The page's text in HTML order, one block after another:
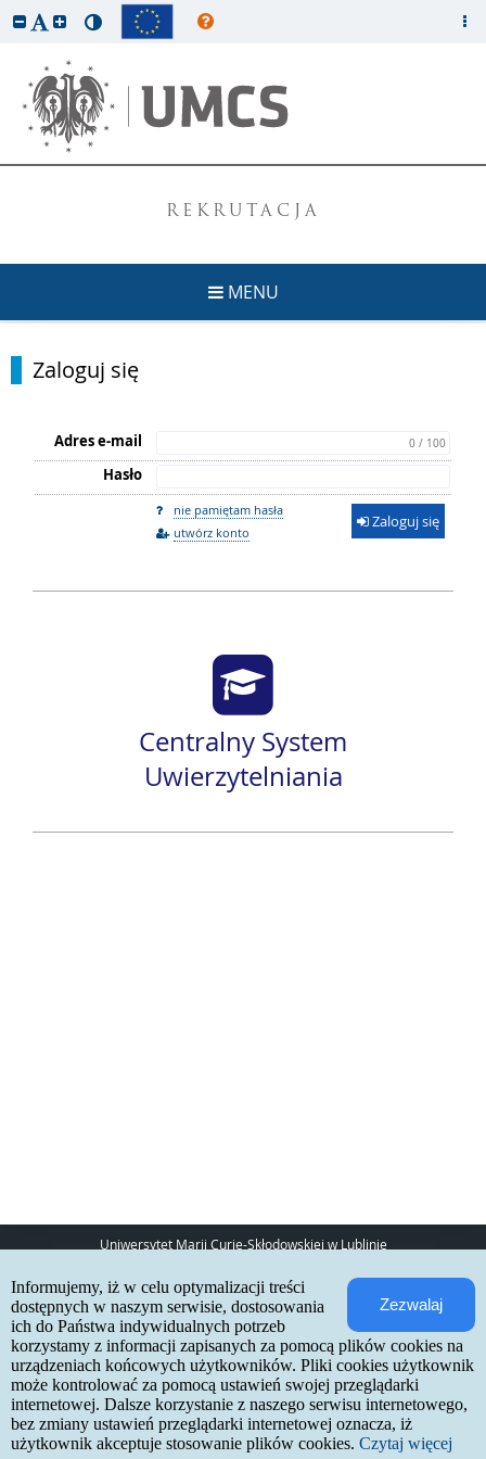
REKRUTACJA
MENU
Zaloguj się
Adres e-mail 0 / 100
Hasło
nie pamiętam hasła
utwórz konto
Zaloguj się
Centralny System
Uwierzytelniania
Uniwersytet Marii Curie-Skłodowskiej w Lublinie
20-031 Lublin
www:http://umcs.pl
Internetowa Rekrutacja Kandydatów
IRK 1.21.3 (6bf78478) :: 2026-06-17
mapa strony
deklaracja dostępności
kontakt
Zezwalaj
Informujemy, iż w celu optymalizacji treści
dostępnych w naszym serwisie, dostosowania
ich do Państwa indywidualnych potrzeb
korzystamy z informacji zapisanych za pomocą plików cookies na
urządzeniach końcowych użytkowników. Pliki cookies użytkownik
może kontrolować za pomocą ustawień swojej przeglądarki
internetowej. Dalsze korzystanie z naszego serwisu internetowego,
bez zmiany ustawień przeglądarki internetowej oznacza, iż
użytkownik akceptuje stosowanie plików cookies. Czytaj więcej